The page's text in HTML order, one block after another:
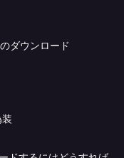
ダウンロード